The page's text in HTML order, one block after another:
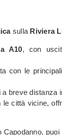
sulla Riviera
A10, con
con le
a breve distanza
le città vicine,
Capodanno, puoi